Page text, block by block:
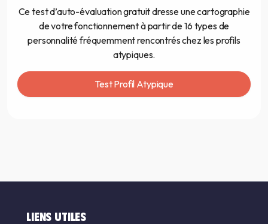
Ce test d’auto-évaluation gratuit dresse une cartographie
de votre fonctionnement à partir de 16 types de
personnalité fréquemment rencontrés chez les profils
atypiques.
Test Profil Atypique
LIENS UTILES